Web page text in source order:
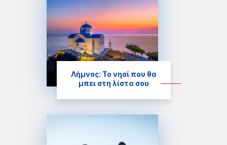
Λήμνος: Το νησί που θα
μπει στη λίστα σου